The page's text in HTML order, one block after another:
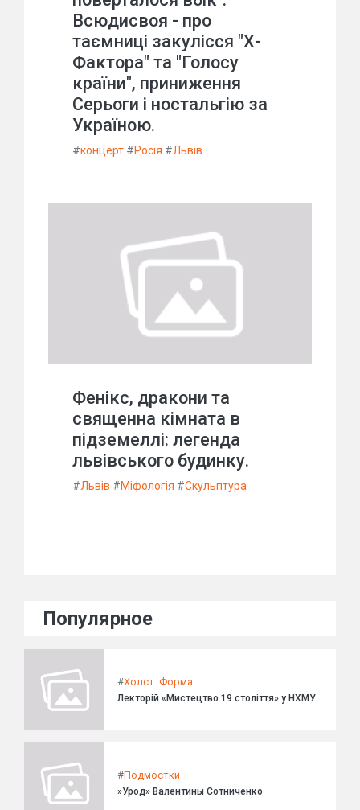
Всюдисвоя - про
таємниці закулісся "Х-
Фактора" та "Голосу
країни", приниження
Серьоги і ностальгію за
Україною.
#концерт #Росія #Львів
Фенікс, дракони та
священна кімната в
підземеллі: легенда
львівського будинку.
#Львів #Міфологія #Скульптура
Популярное
#Холст. Форма
Лекторій «Мистецтво 19 століття» у НХМУ
#Подмостки
»Урод» Валентины Сотниченко